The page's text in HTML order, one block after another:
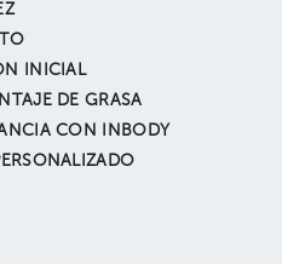
INICIAL
DE GRASA
CON INBODY